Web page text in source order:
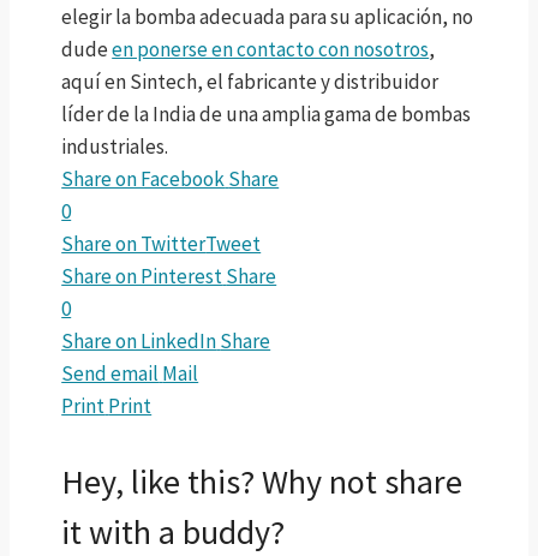
elegir la bomba adecuada para su aplicación, no
dudeen ponerse en contacto con nosotros,
aquí en Sintech, el fabricante y distribuidor
líder de la India de una amplia gama de bombas
industriales.
Share on FacebookShare
0
Share on TwitterTweet
Share on PinterestShare
0
Share on LinkedInShare
Send email Mail
PrintPrint
Hey, like this? Why not share
it with a buddy?